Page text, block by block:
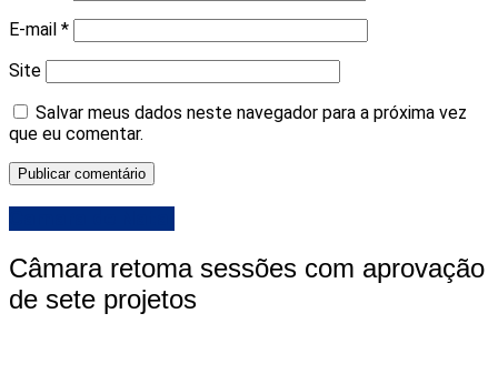
E-mail *
Site
Salvar meus dados neste navegador para a próxima vez
que eu comentar.
Câmara retoma sessões com aprovação
de sete projetos